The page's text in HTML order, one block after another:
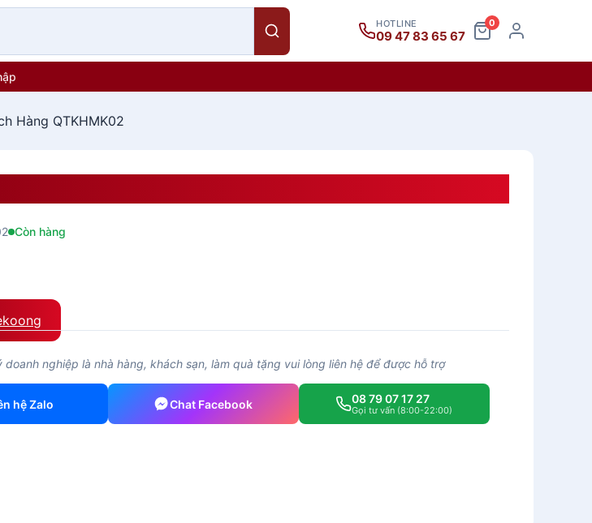
HOTLINE
09 47 83 65 67
0
Hàng QTKHMK02
Còn hàng
doanh nghiệp là nhà hàng, khách sạn, làm quà tặng vui lòng liên hệ để được hỗ trợ
hệ Zalo Chat Facebook 08 79 07 17 27
Gọi tư vấn (8:00-22:00)